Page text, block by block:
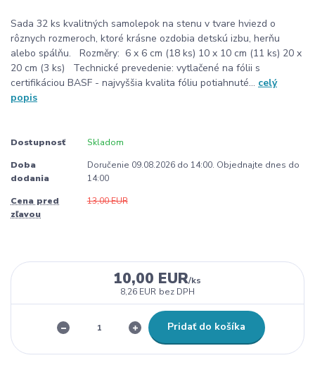
Sada 32 ks kvalitných samolepok na stenu v tvare hviezd o
rôznych rozmeroch, ktoré krásne ozdobia detskú izbu, herňu
alebo spálňu. Rozměry: 6 x 6 cm (18 ks) 10 x 10 cm (11 ks) 20 x
20 cm (3 ks) Technické prevedenie: vytlačené na fólii s
certifikáciou BASF - najvyššia kvalita fóliu potiahnuté... celý
popis
Dostupnosť Skladom
Doba
dodania
Doručenie 09.08.2026 do 14:00. Objednajte dnes do
14:00
Cena pred
zľavou
13,00 EUR
10,00 EUR/ks
8,26 EUR bez DPH
Pridať do košíka